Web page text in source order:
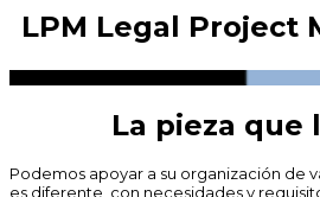
LPM Legal Project
La pieza que
Podemos apoyar a su organización de
es diferente, con necesidades y